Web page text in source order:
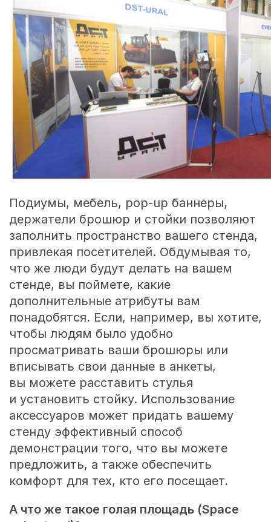
Подиумы, мебель, pop-up баннеры,
держатели брошюр и стойки позволяют
заполнить пространство вашего стенда,
привлекая посетителей. Обдумывая то,
что же люди будут делать на вашем
стенде, вы поймете, какие
дополнительные атрибуты вам
понадобятся. Если, например, вы хотите,
чтобы людям было удобно
просматривать ваши брошюры или
вписывать свои данные в анкеты,
вы можете расставить стулья
и установить стойку. Использование
аксессуаров может придать вашему
стенду эффективный способ
демонстрации того, что вы можете
предложить, а также обеспечить
комфорт для тех, кто его посещает.
А что же такое голая площадь (Space